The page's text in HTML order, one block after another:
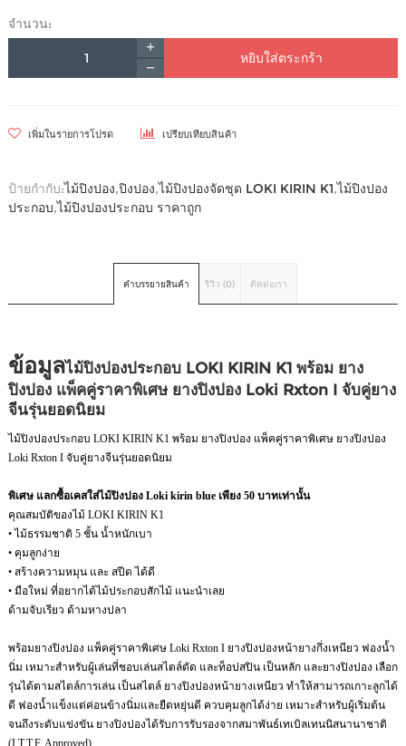
จำนวน:
หยิบใส่ตระกร้า
เพิ่มในรายการโปรด เปรียบเทียบสินค้า
ป้ายกำกับ:ไม้ปิงปอง,ปิงปอง,ไม้ปิงปองจัดชุด LOKI KIRIN K1,ไม้ปิงปอง
ประกอบ,ไม้ปิงปองประกอบ ราคาถูก
คำบรรยายสินค้า รีวิว (0) ติดต่อเรา
ข้อมูลไม้ปิงปองประกอบ LOKI KIRIN K1 พร้อม ยาง
ปิงปอง แพ็คคู่ราคาพิเศษ ยางปิงปอง Loki Rxton I จับคู่ยาง
จีนรุ่นยอดนิยม
ไม้ปิงปองประกอบ LOKI KIRIN K1 พร้อม ยางปิงปอง แพ็คคู่ราคาพิเศษ ยางปิงปอง
Loki Rxton I จับคู่ยางจีนรุ่นยอดนิยม
พิเศษ แลกซื้อเคสใส่ไม้ปิงปอง Loki kirin blue เพียง 50 บาทเท่านั้น
คุณสมบัติของไม้ LOKI KIRIN K1
• ไม้ธรรมชาติ 5 ชั้น น้ำหนักเบา
• คุมลูกง่าย
• สร้างความหมุน และ สปีด ได้ดี
• มือใหม่ ที่อยากได้ไม้ประกอบสักไม้ แนะนำเลย
ด้ามจับเรียว ด้ามหางปลา
พร้อมยางปิงปอง แพ็คคู่ราคาพิเศษ Loki Rxton I ยางปิงปองหน้ายางกึ่งเหนียว ฟองน้ำ
นิ่ม เหมาะสำหรับผู้เล่นที่ชอบเล่นสไตล์ตัด และท็อปสปิน เป็นหลัก และยางปิงปอง เลือก
รุ่นได้ตามสไตล์การเล่น เป็นสไตล์ ยางปิงปองหน้ายางเหนียว ทำให้สามารถเกาะลูกได้
ดี ฟองน้ำแข็งแต่ค่อนข้างนิ่มและยืดหยุ่นดี ควบคุมลูกได้ง่าย เหมาะสำหรับผู้เริ่มต้น
จนถึงระดับแข่งขัน ยางปิงปองได้รับการรับรองจากสมาพันธ์เทเบิลเทนนิสนานาชาติ
(I.T.T.F. Approved)